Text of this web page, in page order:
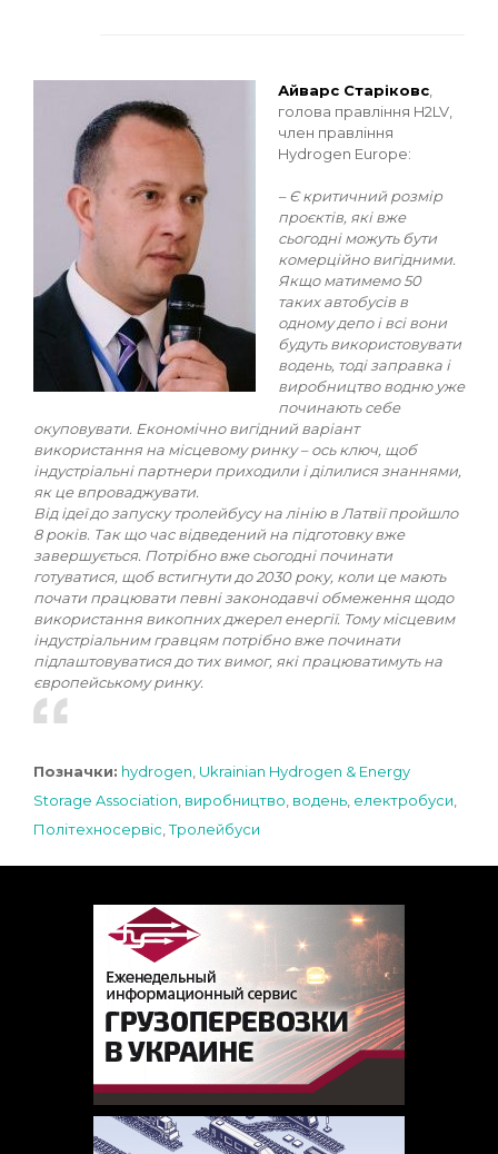
Айварс Старіковс
голова правління H2LV,
член правління
Hydrogen Europe:
– Є критичний розмір
проєктів, які вже
сьогодні можуть бути
комерційно вигідними.
Якщо матимемо 50
таких автобусів в
одному депо і всі вони
будуть використовувати
водень, тоді заправка і
виробництво водню уже
починають себе
окуповувати. Економічно вигідний варіант
використання на місцевому ринку – ось ключ, щоб
індустріальні партнери приходили і ділилися знаннями,
як це впроваджувати.
Від ідеї до запуску тролейбусу на лінію в Латвії пройшло
8 років. Так що час відведений на підготовку вже
завершується. Потрібно вже сьогодні починати
готуватися, щоб встигнути до 2030 року, коли це мають
почати працювати певні законодавчі обмеження щодо
використання викопних джерел енергії. Тому місцевим
індустріальним гравцям потрібно вже починати
підлаштовуватися до тих вимог, які працюватимуть на
європейському ринку.
Позначки: hydrogen Ukrainian Hydrogen & Energy
Storage Association виробництво водень електробуси
Політехносервіс ,Тролейбуси